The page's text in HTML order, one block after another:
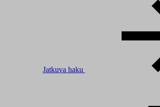
Jatkuva haku